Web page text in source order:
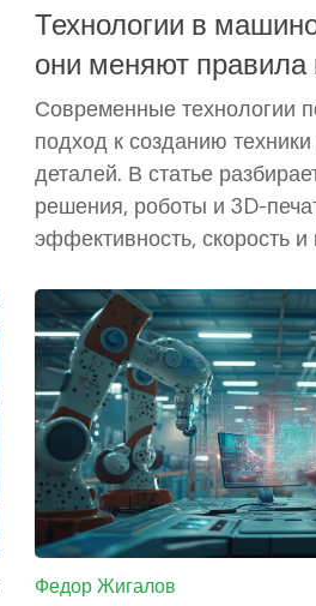
Технологии в
они меняют правила
Современные технологии
подход к созданию
деталей. В статье
решения, роботы и 3D-
эффективность, скорость и
новых инструментов и
Обсуждаются свежие
преимущества внедрения
тем, кто далёк от заводов,
узнать, куда движется
Федор Жигалов